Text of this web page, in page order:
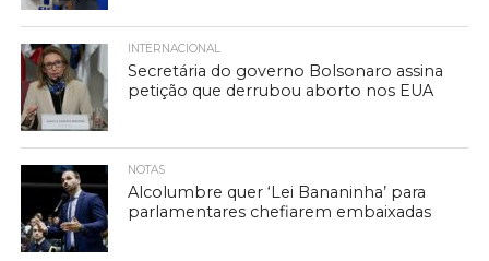
INTERNACIONAL
Secretária do governo Bolsonaro assina
petição que derrubou aborto nos EUA
NOTAS
Alcolumbre quer ‘Lei Bananinha’ para
parlamentares chefiarem embaixadas